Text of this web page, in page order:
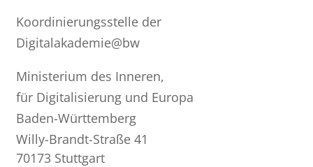
Koordinierungsstelle der
Digitalakademie@bw
Ministerium des Inneren,
für Digitalisierung und Europa
Baden-Württemberg
Willy-Brandt-Straße 41
70173 Stuttgart